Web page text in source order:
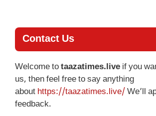
content
Contact Us
Welcome totaazatimes.live if you
us, then feel free to say anything
about https://taazatimes.live/ We’ll
feedback.